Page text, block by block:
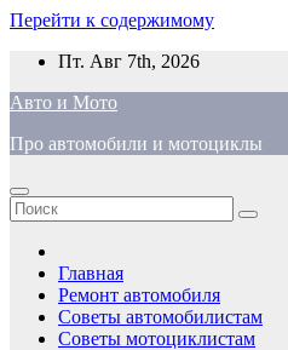
Перейти к содержимому
Пт. Авг 7th, 2026
Авто и Мото
Про автомобили и мотоциклы
Главная
Ремонт автомобиля
Советы автомобилистам
Советы мотоциклистам